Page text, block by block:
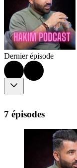
Dernier épisode
7 épisodes